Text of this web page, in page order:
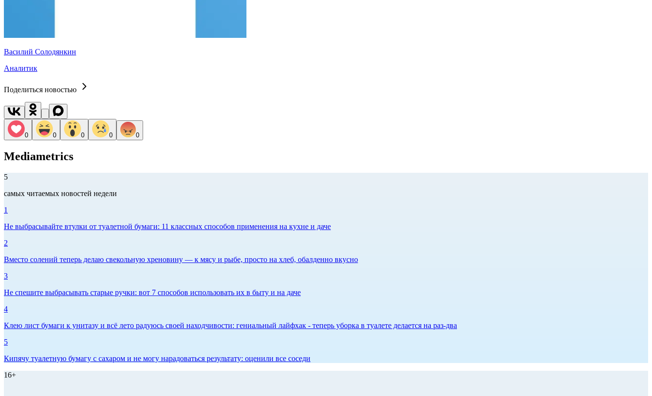
Василий Солодянкин
Аналитик
Поделиться новостью
0 0 0 0 0
Mediametrics
5
самых читаемых новостей недели
1
Не выбрасывайте втулки от туалетной бумаги: 11 классных способов применения на кухне и даче
2
Вместо солений теперь делаю свекольную хреновину — к мясу и рыбе, просто на хлеб, обалденно вкусно
3
Не спешите выбрасывать старые ручки: вот 7 способов использовать их в быту и на даче
4
Клею лист бумаги к унитазу и всё лето радуюсь своей находчивости: гениальный лайфхак - теперь уборка в туалете делается на раз-два
5
Кипячу туалетную бумагу с сахаром и не могу нарадоваться результату: оценили все соседи
16+